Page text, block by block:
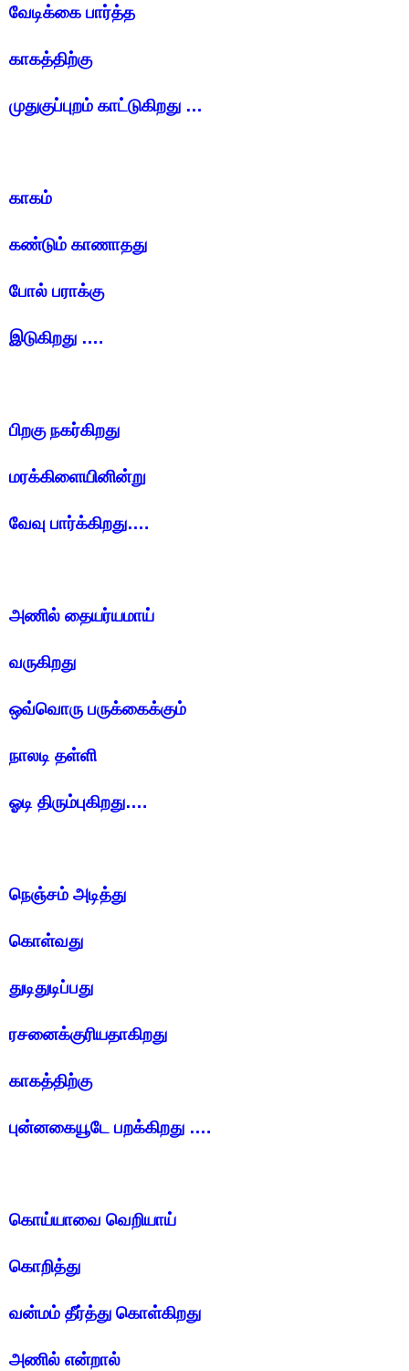
வேடிக்கை பார்த்த
காகத்திற்கு
முதுகுப்புறம் காட்டுகிறது …
காகம்
கண்டும் காணாதது
போல் பராக்கு
இடுகிறது ….
பிறகு நகர்கிறது
மரக்கிளையினின்று
வேவு பார்க்கிறது….
அணில் தையர்யமாய்
வருகிறது
ஒவ்வொரு பருக்கைக்கும்
நாலடி தள்ளி
ஓடி திரும்புகிறது….
நெஞ்சம் அடித்து
கொள்வது
துடிதுடிப்பது
ரசனைக்குரியதாகிறது
காகத்திற்கு
புன்னகையூடே பறக்கிறது ….
கொய்யாவை வெறியாய்
கொறித்து
வன்மம் தீர்த்து கொள்கிறது
அணில் என்றால்